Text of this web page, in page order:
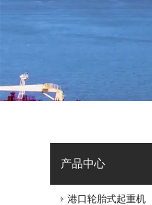
产品中心
港口轮胎式起重机